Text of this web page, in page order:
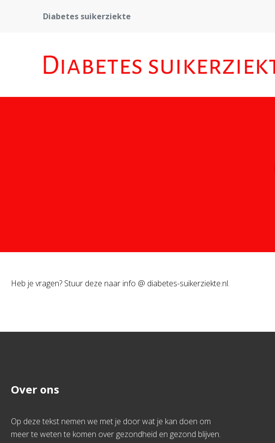
Diabetes suikerziekte
Heb je vragen? Stuur deze naar info @ diabetes-suikerziekte.nl.
Over ons
Op deze tekst nemen we met je door wat je kan doen om
meer te weten te komen over gezondheid en gezond blijven.